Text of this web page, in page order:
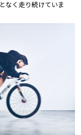
なく 走り続けていま